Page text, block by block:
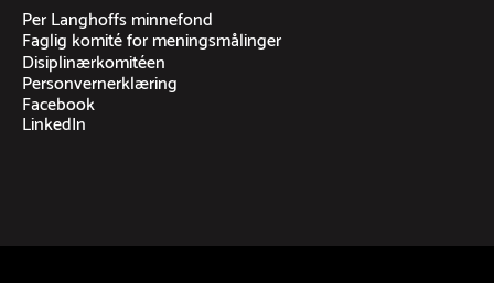
Per Langhoffs minnefond
Faglig komité for meningsmålinger
Disiplinærkomitéen
Personvernerklæring
Facebook
LinkedIn